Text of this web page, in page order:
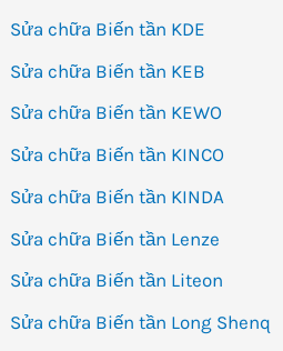
Sửa chữa Biến tần KDE
Sửa chữa Biến tần KEB
Sửa chữa Biến tần KEWO
Sửa chữa Biến tần KINCO
Sửa chữa Biến tần KINDA
Sửa chữa Biến tần Lenze
Sửa chữa Biến tần Liteon
Sửa chữa Biến tần Long Shenq